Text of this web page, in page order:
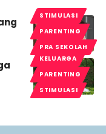
STIMULASI
PARENTING
PRA SEKOLAH
KELUARGA
PARENTING
STIMULASI